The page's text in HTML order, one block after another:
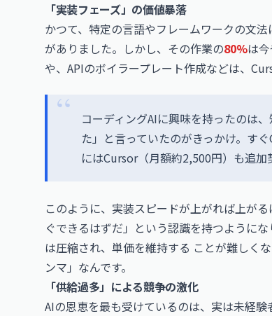
「実装フェーズ」の価値暴落
かつて、特定の言語やフレームワークの文
がありました。しかし、その作業の80%は
や、APIのボイラープレート作成などは、
コーディングAIに興味を持ったのは
た」と言っていたのがきっかけ。す
にはCursor（月額約2,500円）も追加
このように、実装スピードが上がれば上が
ぐできるはずだ」という認識を持つように
は圧縮され、単価を維持する ことが難しく
ンマ」なんです。
「供給過多」による競争の激化
AIの恩恵を最も受けているのは、実は未経